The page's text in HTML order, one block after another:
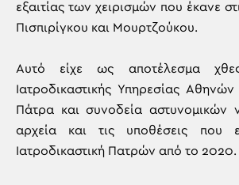
εξαιτίας των χειρισμών που έκανε
Πισπιρίγκου και Μουρτζούκου.
Αυτό είχε ως αποτέλεσμα
Ιατροδικαστικής Υπηρεσίας
Πάτρα και συνοδεία αστυνομικών
αρχεία και τις υποθέσεις που
Ιατροδικαστική Πατρών από το 2020.